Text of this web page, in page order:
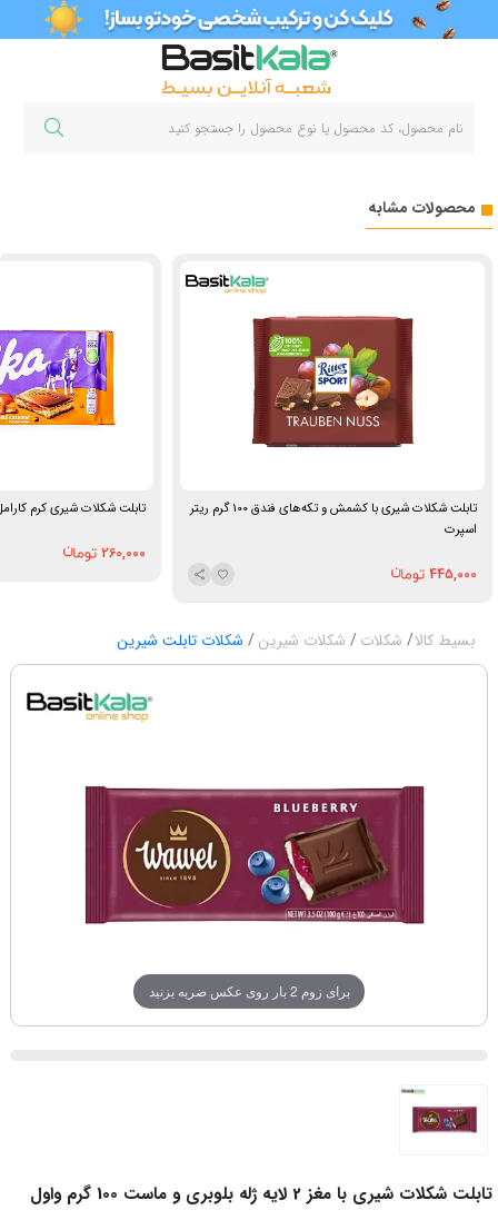
محصولات مشابه
تابلت شکلات شیری با کشمش و تکه‌های فندق 100 گرم ریتر
اسپرت
445,000
تابلت شکلات شیری کرم کارامل ۱۰۰ گرم
260,000
بسیط کالا شکلات شکلات شیرین شکلات تابلت شیرین
برای زوم 2 بار روی عکس ضربه بزنید
تابلت شکلات شیری با مغز 2 لایه ژله بلوبری و ماست 100 گرم واول